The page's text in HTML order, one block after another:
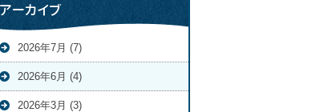
アーカイブ
2026年7月 (7)
2026年6月 (4)
2026年3月 (3)